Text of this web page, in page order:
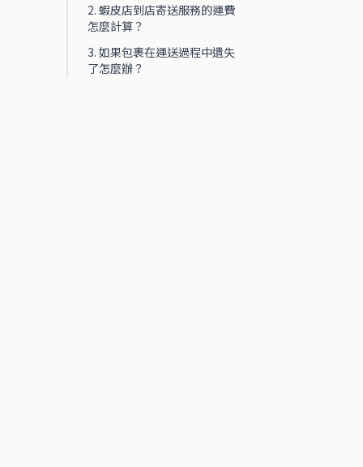
2. 蝦皮店到店寄送服務的運費
怎麼計算？
3. 如果包裹在運送過程中遺失
了怎麼辦？